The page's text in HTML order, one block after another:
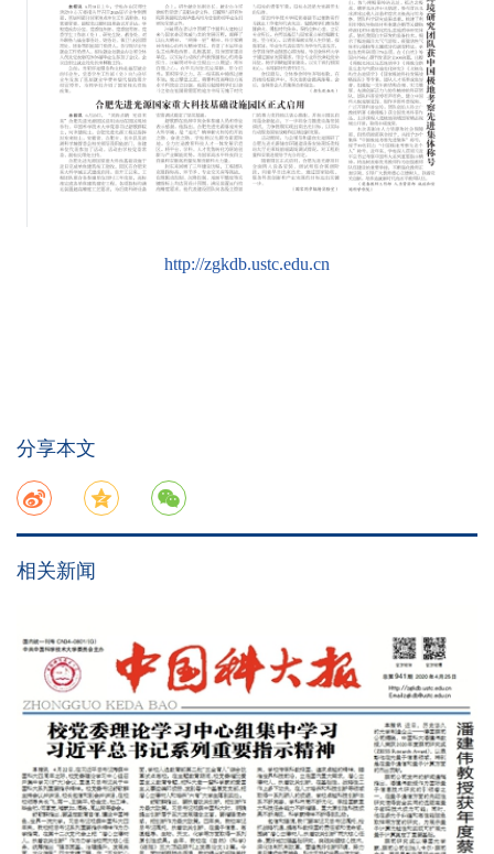
http://zgkdb.ustc.edu.cn
分享本文
相关新闻